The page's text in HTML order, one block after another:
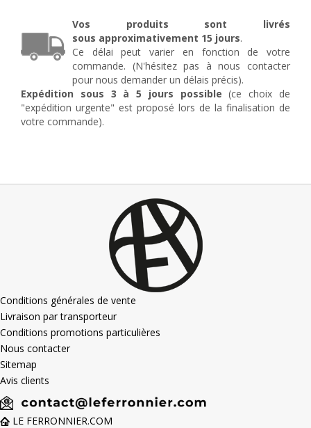
fer
forgé
Géraldine
Vos produits sont livrés
sous approximativement 15 jours.
Ce délai peut varier en fonction de votre
commande. (N'hésitez pas à nous contacter
pour nous demander un délais précis).
Expédition sous 3 à 5 jours possible (ce choix de
"expédition urgente" est proposé lors de la finalisation de
votre commande).
Conditions générales de vente
Livraison par transporteur
Conditions promotions particulières
Nous contacter
Sitemap
Avis clients
LE FERRONNIER.COM